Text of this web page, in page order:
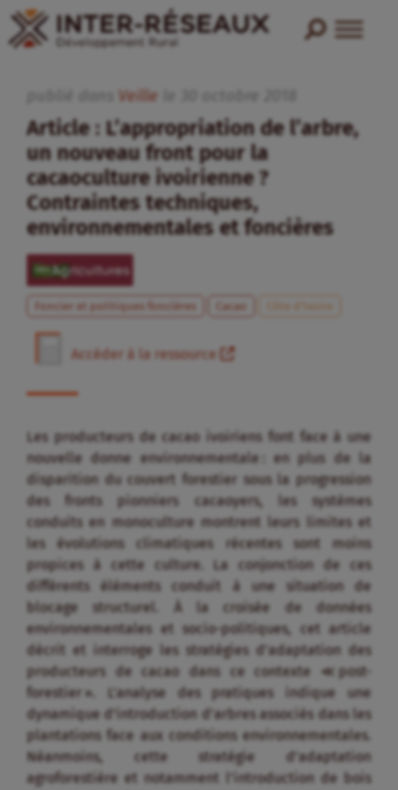
Veille
Article : L’appropriation de l’arbre,
un nouveau front pour la
cacaoculture ivoirienne ?
Contraintes techniques,
environnementales et foncières
Foncier et politiques foncières Cacao Côte d’Ivoire
Accéder à la ressource
Les producteurs de cacao ivoiriens font face à une
nouvelle donne environnementale : en plus de la
disparition du couvert forestier sous la progression
des fronts pionniers cacaoyers, les systèmes
conduits en monoculture montrent leurs limites et
les évolutions climatiques récentes sont moins
propices à cette culture. La conjonction de ces
différents éléments conduit à une situation de
blocage structurel. À la croisée de données
environnementales et socio-politiques, cet article
décrit et interroge les stratégies d’adaptation des
producteurs de cacao dans ce contexte ≪ post-
forestier ». L’analyse des pratiques indique une
dynamique d’introduction d’arbres associés dans les
plantations face aux conditions environnementales.
Néanmoins, cette stratégie d’adaptation
agroforestière et notamment l’introduction de bois